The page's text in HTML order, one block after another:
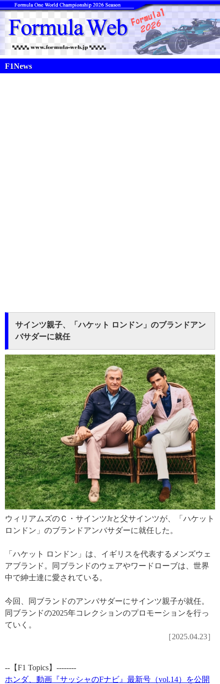
F1News
サインツ親子、「ハケット ロンドン」のブランドアン
バサダーに就任
ウィリアムズのＣ・サインツJrと父サインツが、「ハケット
ロンドン」のブランドアンバサダーに就任した。
「ハケット ロンドン」は、イギリスを代表するメンズウェ
アブランド。同ブランドのウェアやワードローブは、世界
中で紳士達に愛されている。
今回、同ブランドのアンバサダーにサインツ親子が就任。
同ブランドの2025年コレクションのプロモーションを行っ
ていく。
［2025.04.23］
--【F1 Topics】--------
ホンダ、動画『サッシャのFナビ』最新号（vol.14）を公開